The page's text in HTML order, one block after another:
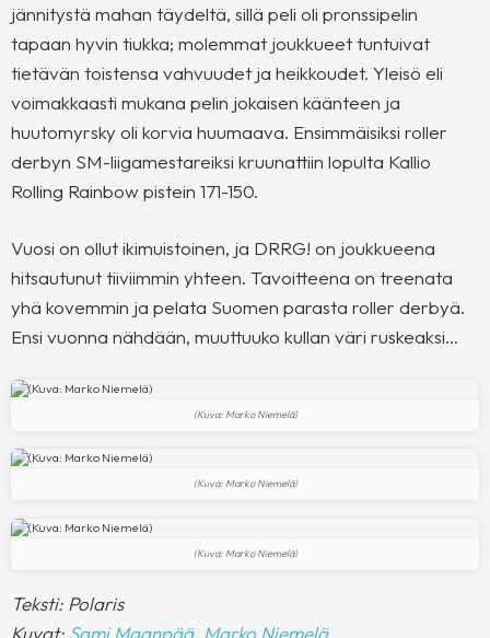
jännitystä mahan täydeltä, sillä peli oli pronssipelin
tapaan hyvin tiukka; molemmat joukkueet tuntuivat
tietävän toistensa vahvuudet ja heikkoudet. Yleisö eli
voimakkaasti mukana pelin jokaisen käänteen ja
huutomyrsky oli korvia huumaava. Ensimmäisiksi roller
derbyn SM-liigamestareiksi kruunattiin lopulta Kallio
Rolling Rainbow pistein 171-150.
Vuosi on ollut ikimuistoinen, ja DRRG! on joukkueena
hitsautunut tiiviimmin yhteen. Tavoitteena on treenata
yhä kovemmin ja pelata Suomen parasta roller derbyä.
Ensi vuonna nähdään, muuttuuko kullan väri ruskeaksi…
(Kuva: Marko Niemelä)
(Kuva: Marko Niemelä)
(Kuva: Marko Niemelä)
Teksti: Polaris
Kuvat: Sami Maanpää, Marko Niemelä